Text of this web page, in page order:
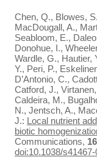
Chen, Q., Blowes,
MacDougall, A.,
Seabloom, E.,
Donohue, I.,
Wardle, G., Hautier,
Y., Peri, P.,
D’Antonio, C.,
Catford, J.,
Caldeira, M.,
N., Jentsch, A.,
J.: Local nutrient
biotic
Communications, 16
doi:10.1038/